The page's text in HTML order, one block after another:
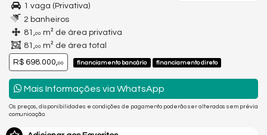
1 vaga (Privativa)
2 banheiros
81,00 m² de área privativa
81,00 m² de área total
R$ 698.000,00 financiamento bancário financiamento direto
Mais Informações via WhatsApp
Os preços, disponibilidades e condições de pagamento poderão ser alterados sem prévia
comunicação.